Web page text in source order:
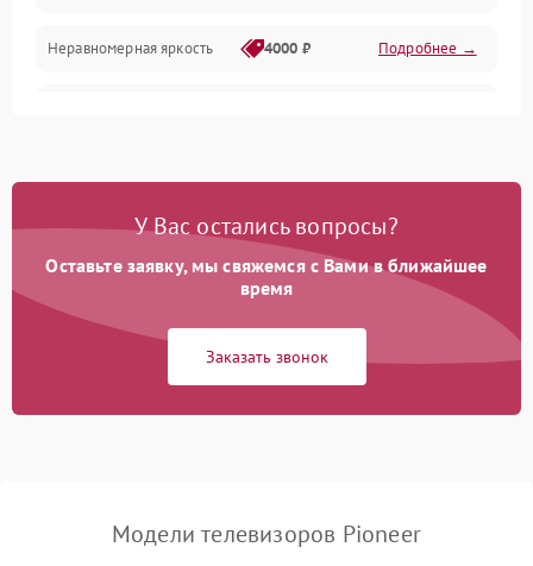
Программное обеспечение
Сеть и подключения
Аудио
Сетевая
Неравномерная яркость 4000 ₽ Подробнее →
У Вас остались вопросы?
Оставьте заявку, мы свяжемся с Вами в ближайшее
время
Заказать звонок
Модели телевизоров Pioneer